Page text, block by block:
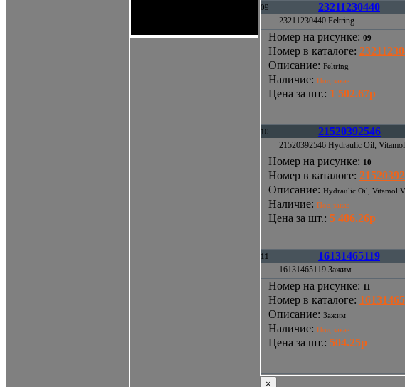
09 23211230440
23211230440 Feltring
Номер на рисунке: 09
Номер в каталоге:
Описание: Feltring
Наличие: Под заказ
Цена за шт.: 1 502.67р
10 21520392546
21520392546 Hydraulic Oil,
Номер на рисунке: 10
Номер в каталоге:
Описание: Hydraulic Oil, Vitamol
Наличие: Под заказ
Цена за шт.: 5 486.26р
11 16131465119
16131465119 Зажим
Номер на рисунке: 11
Номер в каталоге:
Описание: Зажим
Наличие: Под заказ
Цена за шт.: 504.25р
×